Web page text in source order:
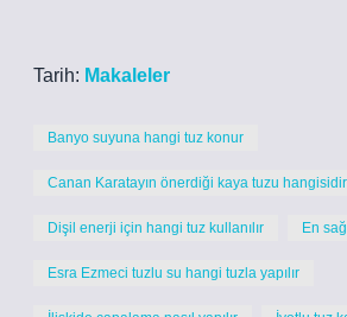
Tarih: Makaleler
Banyo suyuna hangi tuz konur
Canan Karatayın önerdiği kaya tuzu hangisidir
Dişil enerji için hangi tuz kullanılır En
Esra Ezmeci tuzlu su hangi tuzla yapılır